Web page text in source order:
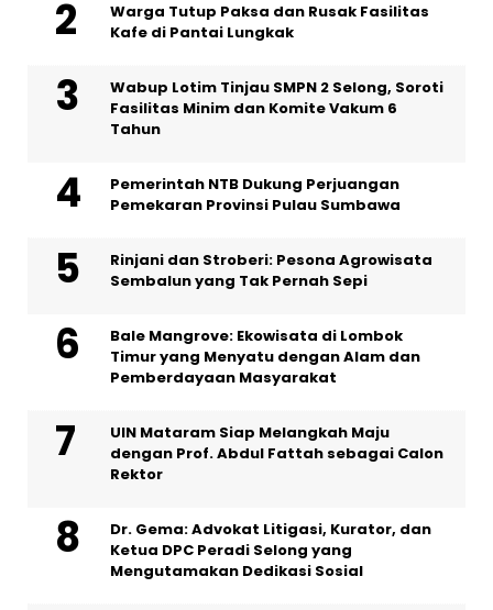
Warga Tutup Paksa dan Rusak Fasilitas
Kafe di Pantai Lungkak
Wabup Lotim Tinjau SMPN 2 Selong, Soroti
Fasilitas Minim dan Komite Vakum 6
Tahun
Pemerintah NTB Dukung Perjuangan
Pemekaran Provinsi Pulau Sumbawa
Rinjani dan Stroberi: Pesona Agrowisata
Sembalun yang Tak Pernah Sepi
Bale Mangrove: Ekowisata di Lombok
Timur yang Menyatu dengan Alam dan
Pemberdayaan Masyarakat
UIN Mataram Siap Melangkah Maju
dengan Prof. Abdul Fattah sebagai Calon
Rektor
Dr. Gema: Advokat Litigasi, Kurator, dan
Ketua DPC Peradi Selong yang
Mengutamakan Dedikasi Sosial